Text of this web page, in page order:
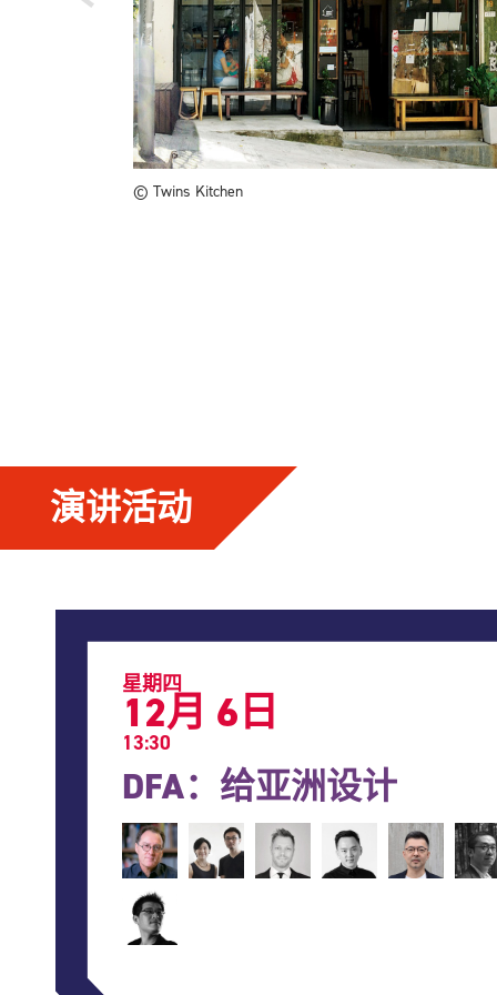
© Twins Kitchen
演讲活动
星期四
12月 6日
13:30
DFA：给亚洲设计